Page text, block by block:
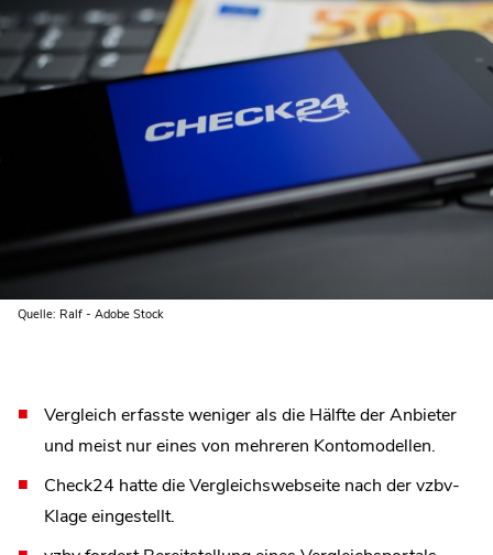
Quelle: Ralf - Adobe Stock
Vergleich erfasste weniger als die Hälfte der Anbieter
und meist nur eines von mehreren Kontomodellen.
Check24 hatte die Vergleichswebseite nach der vzbv-
Klage eingestellt.